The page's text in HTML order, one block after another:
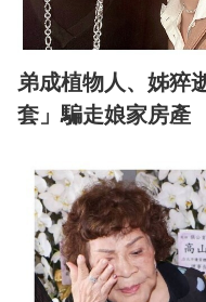
弟成植物人、姊猝
套」騙走娘家房產